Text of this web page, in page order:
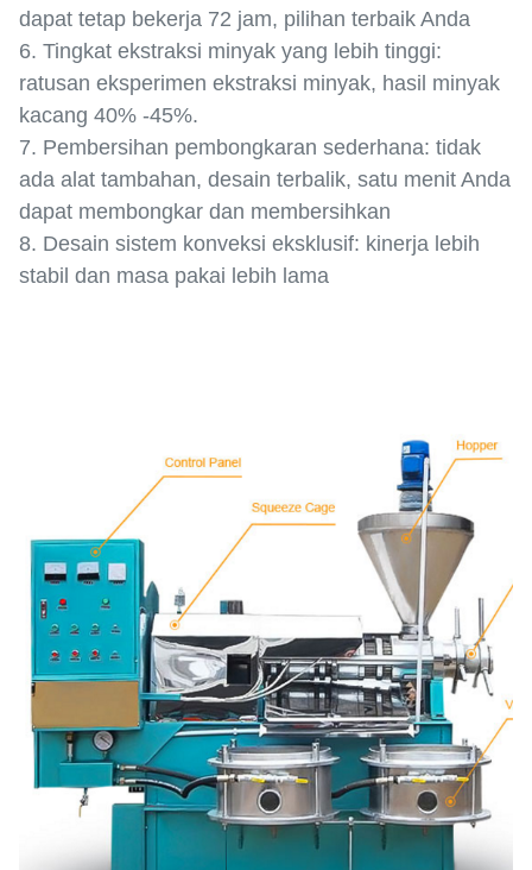
dapat tetap bekerja 72 jam, pilihan terbaik Anda
6. Tingkat ekstraksi minyak yang lebih tinggi:
ratusan eksperimen ekstraksi minyak, hasil minyak
kacang 40% -45%.
7. Pembersihan pembongkaran sederhana: tidak
ada alat tambahan, desain terbalik, satu menit Anda
dapat membongkar dan membersihkan
8. Desain sistem konveksi eksklusif: kinerja lebih
stabil dan masa pakai lebih lama